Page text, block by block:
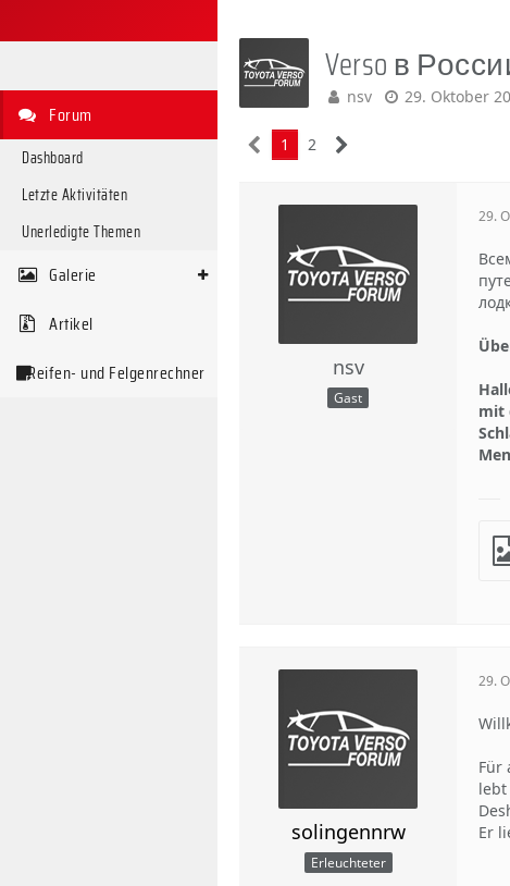
Forum
Dashboard
Letzte Aktivitäten
Unerledigte Themen
Galerie
Artikel
Reifen- und Felgenrechner
Verso в
nsv 29. Oktober
1 2
nsv
Gast
29.
mit
solingennrw
Erleuchteter
29.
Für
lebt
Er